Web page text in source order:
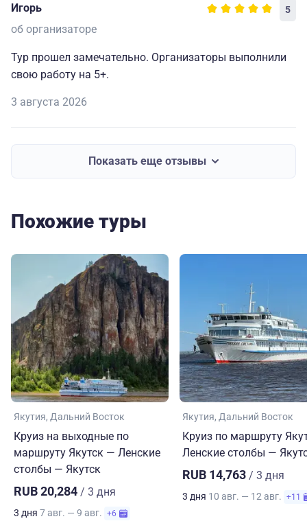
Игорь 5
об организаторе
Тур прошел замечательно. Организаторы выполнили
свою работу на 5+.
3 августа 2026
Показать еще отзывы
Похожие туры
Якутия Дальний Восток
Круиз на выходные по
маршруту Якутск — Ленские
столбы — Якутск
RUB 20,284 / 3 дня
3 дня 7 авг. — 9 авг. +6
Якутия Дальний Восток
Круиз по маршруту
Ленские столбы —
RUB 14,763 / 3 дня
3 дня 10 авг. — 12 авг. +11